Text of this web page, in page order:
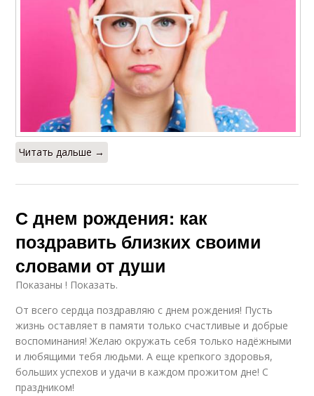
Читать дальше →
С днем рождения: как
поздравить близких своими
словами от души
Показаны ! Показать.
От всего сердца поздравляю с днем рождения! Пусть
жизнь оставляет в памяти только счастливые и добрые
воспоминания! Желаю окружать себя только надёжными
и любящими тебя людьми. А еще крепкого здоровья,
больших успехов и удачи в каждом прожитом дне! С
праздником!